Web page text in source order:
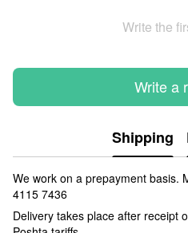
Write the
Write a
Shipping
We work on a prepayment basis.
4115 7436
Delivery takes place after receipt